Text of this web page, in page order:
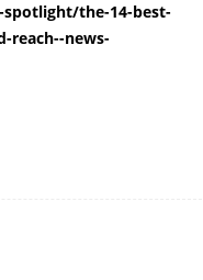
the-14-best-
reach--news-